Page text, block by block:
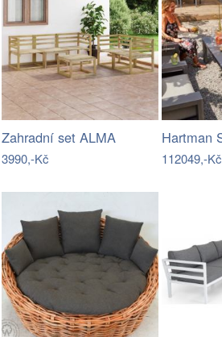
Zahradní set ALMA
3990,-Kč 112049,-Kč